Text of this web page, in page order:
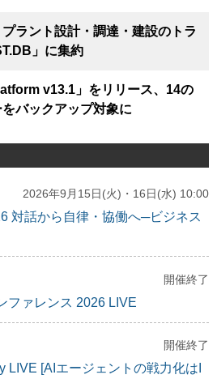
ラント設計・調達・建設のトラ
」に集約
v13.1」をリリース、14の
バックアップ対象に
2026年9月15日(火)・16日(水) 10:00
対話から自律・協働へ─ビジネス
開催終了
ファレンス 2026 LIVE
開催終了
LIVE [AIエージェントの戦力化はI